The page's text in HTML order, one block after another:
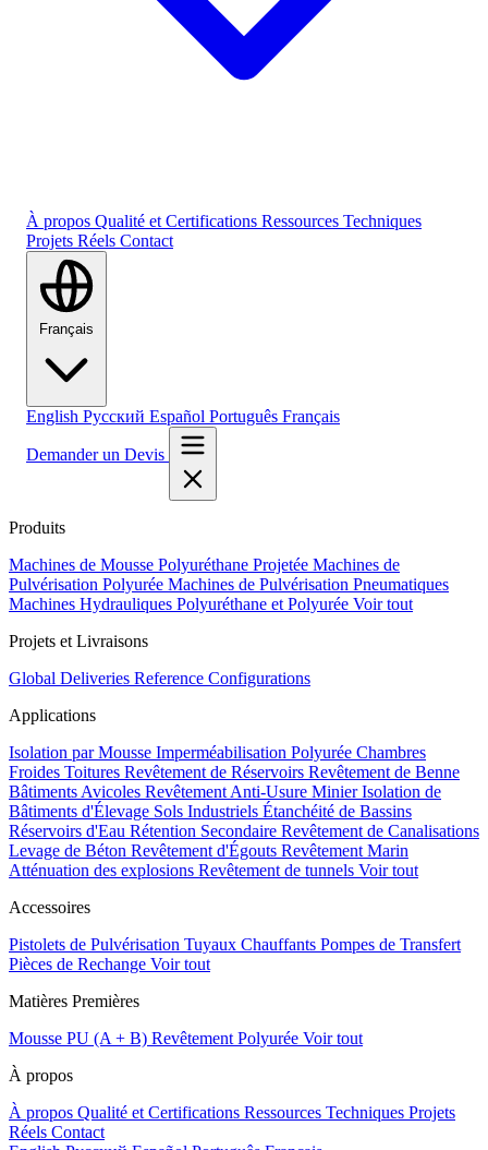
À propos Qualité et Certifications Ressources Techniques
Projets Réels Contact
English Русский Español Português Français
Demander un Devis
Produits
Machines de Mousse Polyuréthane Projetée Machines de
Pulvérisation Polyurée Machines de Pulvérisation Pneumatiques
Machines Hydrauliques Polyuréthane et Polyurée Voir tout
Projets et Livraisons
Global Deliveries Reference Configurations
Applications
Isolation par Mousse Imperméabilisation Polyurée Chambres
Froides Toitures Revêtement de Réservoirs Revêtement de Benne
Bâtiments Avicoles Revêtement Anti-Usure MinierIsolation de
Bâtiments d'Élevage Sols Industriels Étanchéité de Bassins
Réservoirs d'Eau Rétention Secondaire Revêtement de Canalisations
Levage de Béton Revêtement d'Égouts Revêtement Marin
Atténuation des explosions Revêtement de tunnels Voir tout
Accessoires
Pistolets de Pulvérisation Tuyaux Chauffants Pompes de Transfert
Pièces de Rechange Voir tout
Matières Premières
Mousse PU (A + B) Revêtement Polyurée Voir tout
À propos
À propos Qualité et Certifications Ressources Techniques Projets
Réels Contact